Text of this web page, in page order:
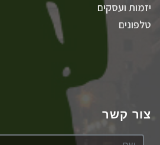
יזמות ועסקים
טלפונים
צור קשר